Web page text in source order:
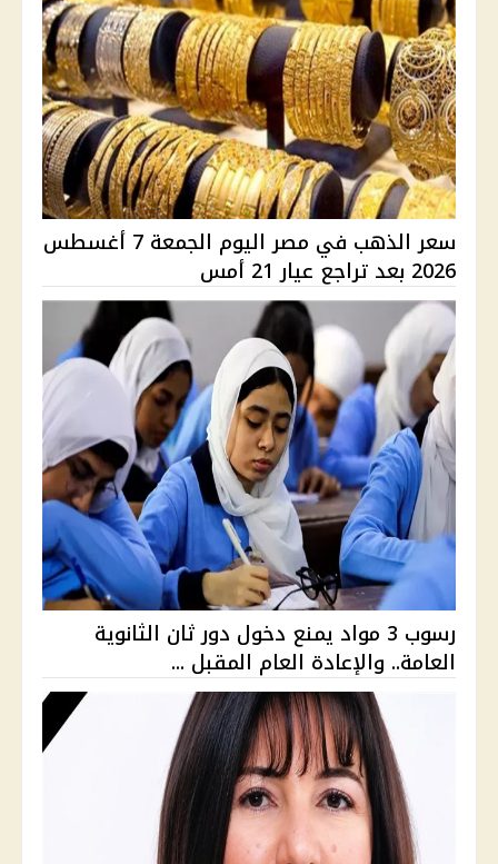
سعر الذهب في مصر اليوم الجمعة 7 أغسطس
2026 بعد تراجع عيار 21 أمس
رسوب 3 مواد يمنع دخول دور ثان الثانوية
العامة.. والإعادة العام المقبل ...